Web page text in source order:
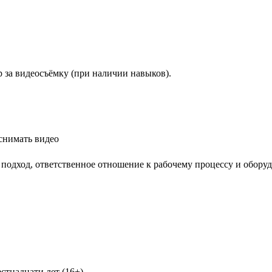
за видеосъёмку (при наличии навыков).
видео
ответственное отношение к рабочему процессу и